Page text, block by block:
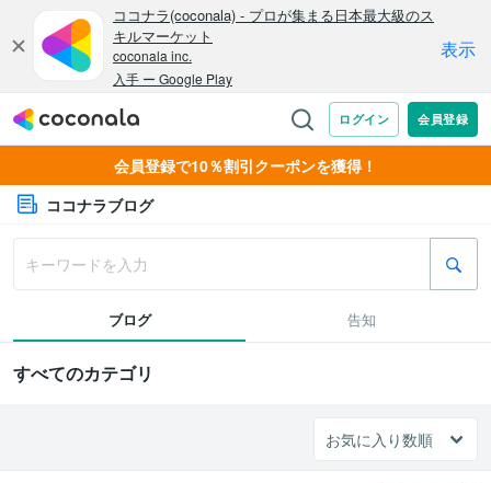
会員登録で10％割引クーポンを獲得！
ココナラブログ
ブログ 告知
すべてのカテゴリ